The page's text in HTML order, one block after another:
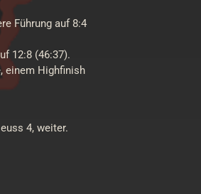
Führung auf 8:4
12:8 (46:37).
einem Highfinish
4, weiter.